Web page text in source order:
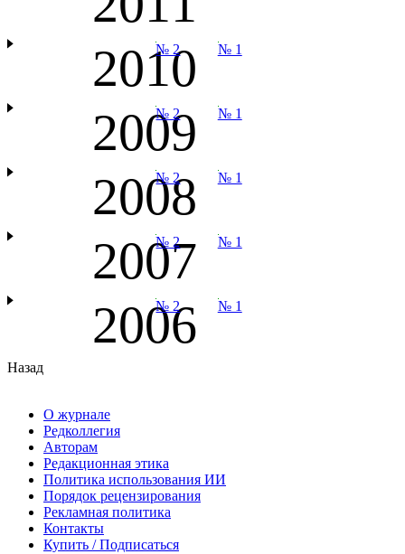
2010
№ 2 № 1
2009
№ 2 № 1
2008
№ 2 № 1
2007
№ 2 № 1
2006
№ 2 № 1
Назад
О журнале
Редколлегия
Авторам
Редакционная этика
Политика использования ИИ
Порядок рецензирования
Рекламная политика
Контакты
Купить / Подписаться